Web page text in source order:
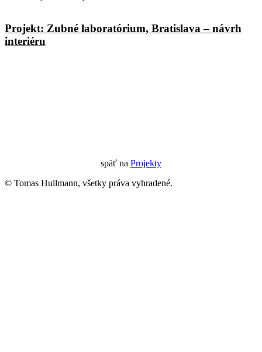
Projekt: Zubné laboratórium, Bratislava – návrh
interiéru
späť na Projekty
© Tomas Hullmann, všetky práva vyhradené.